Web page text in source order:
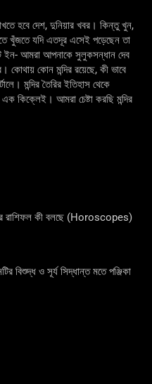
হবে দেশ, দুনিয়ার খবর। কিন্তু খুন,
খুঁজতে যদি এতদূর এসেই পড়েছেন তা
ইন- আমরা আপনাকে সুলুকসন্ধান দেব
কোথায় কোন মন্দির রয়েছে, কী ভাবে
মন্দির তৈরির ইতিহাস থেকে
কিক্লেই। আমরা চেষ্টা করছি মন্দির
রাশিফল কী বলছে (Horoscopes)
বিশুদ্ধ ও সূর্য সিদ্ধান্ত মতে পঞ্জিকা